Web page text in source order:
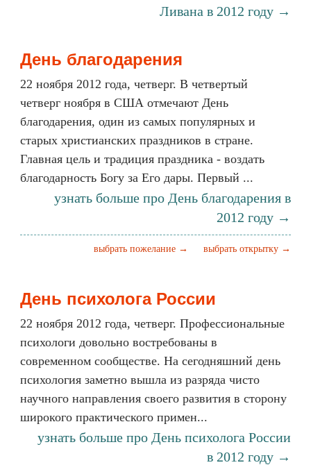
Ливана в 2012 году →
День благодарения
22 ноября 2012 года, четверг. В четвертый
четверг ноября в США отмечают День
благодарения, один из самых популярных и
старых христианских праздников в стране.
Главная цель и традиция праздника - воздать
благодарность Богу за Его дары. Первый ...
узнать больше про День благодарения в
2012 году →
выбрать открытку →
выбрать пожелание →
День психолога России
22 ноября 2012 года, четверг. Профессиональные
психологи довольно востребованы в
современном сообществе. На сегодняшний день
психология заметно вышла из разряда чисто
научного направления своего развития в сторону
широкого практического примен...
узнать больше про День психолога России
в 2012 году →